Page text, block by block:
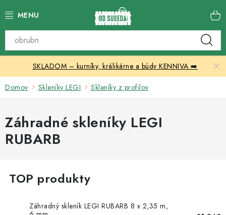
na
Katalóg produktov
Skleníky
Chovateľské potreby
Vonkajšia dlažba
Kontakty
SKLADOM – kurníky, králikárne a búdy KENNIVA ➡️
Domov Skleníky LEGI Skleníky z profilov
Záhradné skleníky LEGI
RUBARB
Záhradný skleník LEGI RUBARB 8 x 2,35 m,